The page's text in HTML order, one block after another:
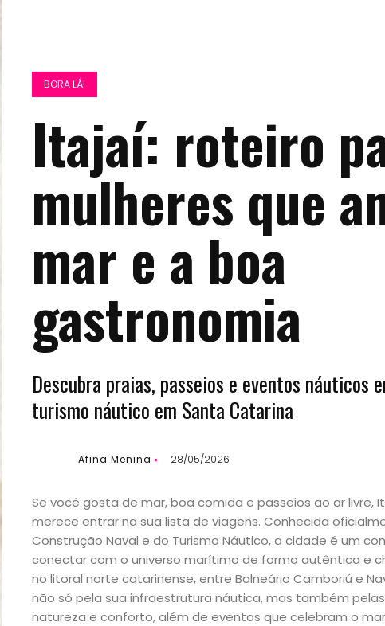
BORA LÁ!
Itajaí: roteiro
mulheres que
mar e a boa
gastronomia
Descubra praias, passeios e eventos náuticos
turismo náutico em Santa Catarina
Afina Menina 28/05/2026
Se você gosta de mar, boa comida e passeios ao ar livre,
merece entrar na sua lista de viagens. Conhecida
Construção Naval e do Turismo Náutico, a cidade é um
conectar com o universo marítimo de forma autêntica e
no litoral norte catarinense, entre Balneário Camboriú e
não só pela sua infraestrutura náutica, mas também
natureza e conforto, além de eventos que celebram o